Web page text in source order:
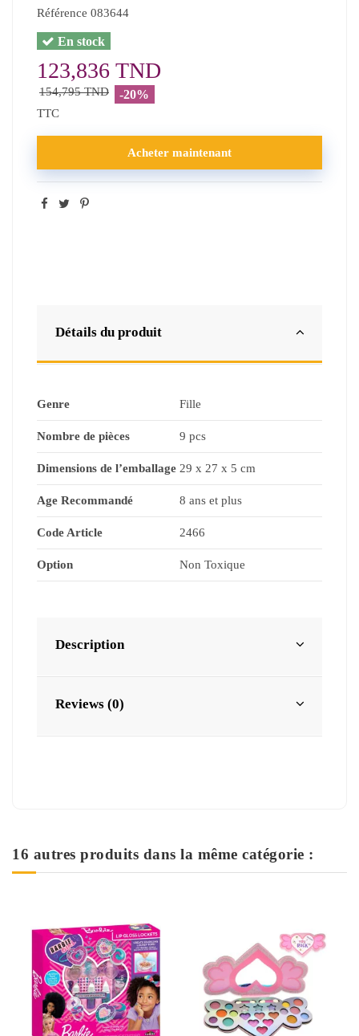
Référence 083644
En stock
123,836 TND
154,795 TND -20%
TTC
Acheter maintenant
Détails du produit
Genre Fille
Nombre de pièces 9 pcs
Dimensions de l’emballage 29 x 27 x 5 cm
Age Recommandé 8 ans et plus
Code Article 2466
Option Non Toxique
Description
Reviews (0)
16 autres produits dans la même catégorie :